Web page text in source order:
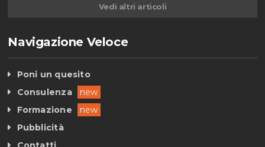
Vedi altri articoli
Navigazione Veloce
Poni un quesito
Consulenza
new
Formazione
new
Pubblicità